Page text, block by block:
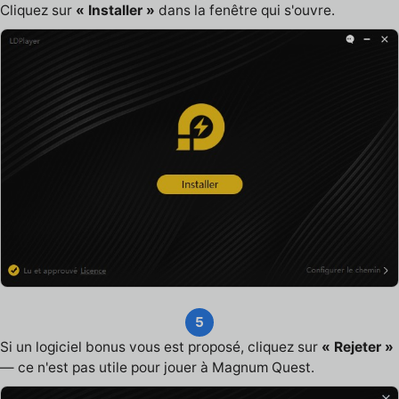
Cliquez sur « Installer » dans la fenêtre qui s'ouvre.
5
Si un logiciel bonus vous est proposé, cliquez sur « Rejeter »
— ce n'est pas utile pour jouer à Magnum Quest.